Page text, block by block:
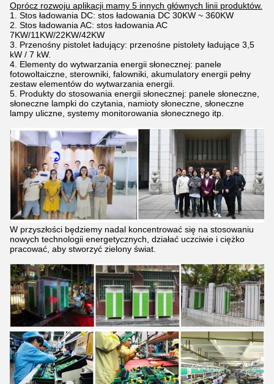
Oprócz rozwoju aplikacji mamy 5 innych głównych linii produktów.
1. Stos ładowania DC: stos ładowania DC 30KW ~ 360KW
2. Stos ładowania AC: stos ładowania AC
7KW/11KW/22KW/42KW
3. Przenośny pistolet ładujący: przenośne pistolety ładujące 3,5
kW / 7 kW.
4. Elementy do wytwarzania energii słonecznej: panele
fotowoltaiczne, sterowniki, falowniki, akumulatory energii pełny
zestaw elementów do wytwarzania energii.
5. Produkty do stosowania energii słonecznej: panele słoneczne,
słoneczne lampki do czytania, namioty słoneczne, słoneczne
lampy uliczne, systemy monitorowania słonecznego itp.
W przyszłości będziemy nadal koncentrować się na stosowaniu
nowych technologii energetycznych, działać uczciwie i ciężko
pracować, aby stworzyć zielony świat.